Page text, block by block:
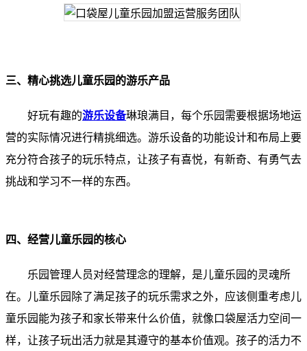
三、精心挑选儿童乐园的游乐产品
好玩有趣的游乐设备琳琅满目，每个乐园需要根据场地运
营的实际情况进行精挑细选。游乐设备的功能设计和布局上要
充分符合孩子的玩乐特点，让孩子有喜悦，有新奇、有勇气去
挑战和学习不一样的东西。
四、经营儿童乐园的核心
乐园管理人员对经营理念的理解，是儿童乐园的灵魂所
在。儿童乐园除了满足孩子的玩乐需求之外，应该侧重考虑儿
童乐园能为孩子和家长带来什么价值，就像口袋屋活力空间一
样，让孩子玩出活力就是其遵守的基本价值观。孩子的活力不